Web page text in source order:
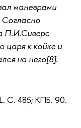
маневрами
П.И.Сиверс
царя к койке и
на него[8].
С. 485; КПБ. 90.